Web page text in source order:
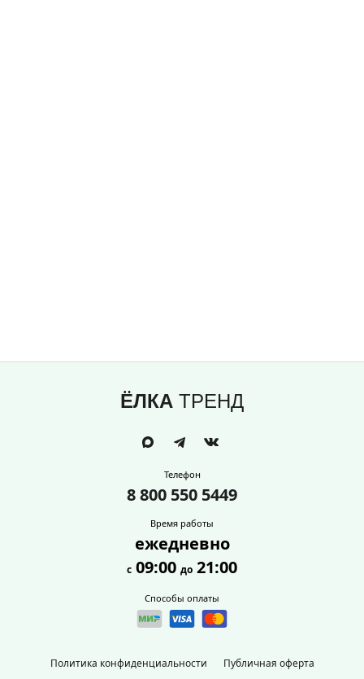
ЁЛКА ТРЕНД
Политика конфиденциальности Публичная оферта
Телефон
8 800 550 5449
Время работы
ежедневно
с 09:00 до 21:00
Способы оплаты